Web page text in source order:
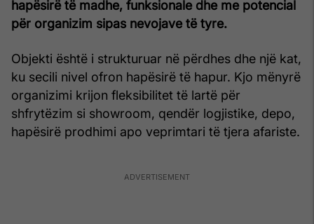
hapësirë të madhe, funksionale dhe me potencial
për organizim sipas nevojave të tyre.
Objekti është i strukturuar në përdhes dhe një kat,
ku secili nivel ofron hapësirë të hapur. Kjo mënyrë
organizimi krijon fleksibilitet të lartë për
shfrytëzim si showroom, qendër logjistike, depo,
hapësirë prodhimi apo veprimtari të tjera afariste.